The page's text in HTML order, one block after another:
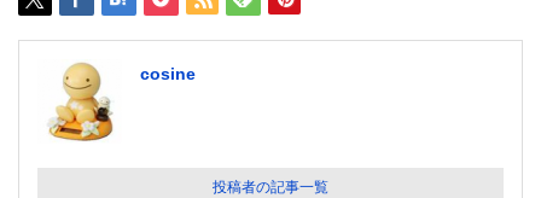
cosine
投稿者の記事一覧